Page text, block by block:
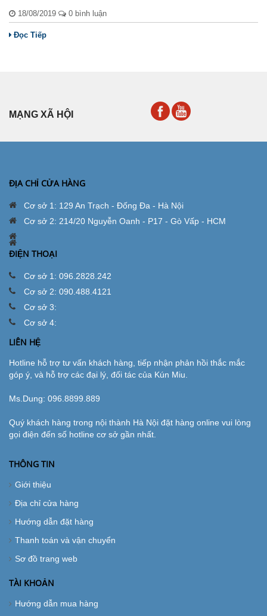
18/08/2019 0 bình luận
Đọc Tiếp
MẠNG XÃ HỘI
ĐỊA CHỈ CỬA HÀNG
Cơ sở 1: 129 An Trạch - Đống Đa - Hà Nội
Cơ sở 2: 214/20 Nguyễn Oanh - P17 - Gò Vấp - HCM
ĐIỆN THOẠI
Cơ sở 1: 096.2828.242
Cơ sở 2: 090.488.4121
Cơ sở 3:
Cơ sở 4:
LIÊN HỆ
Hotline hỗ trợ tư vấn khách hàng, tiếp nhận phản hồi thắc mắc
góp ý, và hỗ trợ các đại lý, đối tác của Kún Miu.
Ms.Dung: 096.8899.889
Quý khách hàng trong nội thành Hà Nội đặt hàng online vui lòng
gọi điện đến số hotline cơ sở gần nhất.
THÔNG TIN
Giới thiệu
Địa chỉ cửa hàng
Hướng dẫn đặt hàng
Thanh toán và vận chuyển
Sơ đồ trang web
TÀI KHOẢN
Hướng dẫn mua hàng